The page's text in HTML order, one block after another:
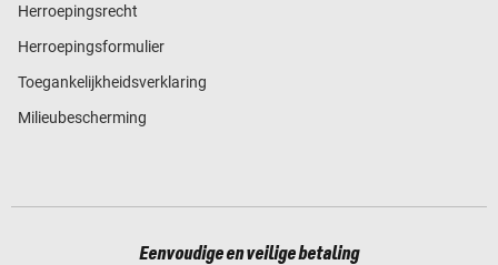
Herroepingsrecht
Herroepingsformulier
Toegankelijkheidsverklaring
Milieubescherming
Eenvoudige en veilige betaling